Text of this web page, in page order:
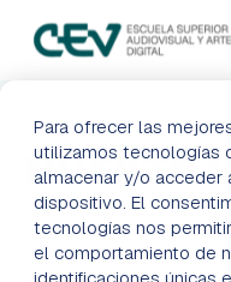
Para ofrecer las
utilizamos tecnologías
almacenar y/o acceder
dispositivo. El
tecnologías nos
el comportamiento de
FORMACIONES
ADMISIONES
ACTUALIDAD